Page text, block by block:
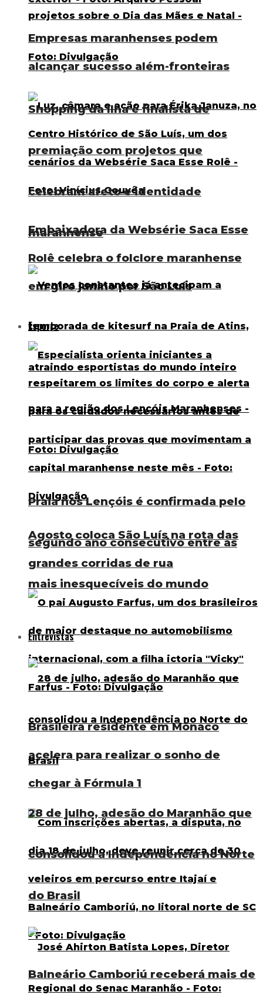
Empresas maranhenses podem
alcançar sucesso além-fronteiras
Embaixadora da Websérie Saca Esse
Rolê celebra o folclore maranhense
em giro junino por São Luís
Esporte
Agosto coloca São Luís na rota das
grandes corridas de rua
Brasileira residente em Mônaco
acelera para realizar o sonho de
chegar à Fórmula 1
Balneário Camboriú receberá mais de
Shopping da Ilha é finalista de
premiação com projetos que
celebram afeto e identidade
maranhense
Praia nos Lençóis é confirmada pelo
segundo ano consecutivo entre as
mais inesquecíveis do mundo
Entrevistas
28 de julho, adesão do Maranhão que
consolidou a Independência no Norte
do Brasil